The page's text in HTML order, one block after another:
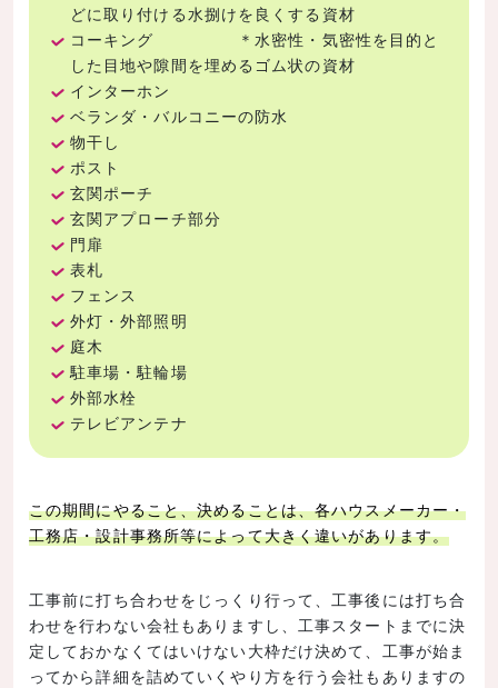
どに取り付ける水捌けを良くする資材
コーキング ＊水密性・気密性を目的と
した目地や隙間を埋めるゴム状の資材
インターホン
ベランダ・バルコニーの防水
物干し
ポスト
玄関ポーチ
玄関アプローチ部分
門扉
表札
フェンス
外灯・外部照明
庭木
駐車場・駐輪場
外部水栓
テレビアンテナ
この期間にやること、決めることは、各ハウスメーカー・
工務店・設計事務所等によって大きく違いがあります。
工事前に打ち合わせをじっくり行って、工事後には打ち合
わせを行わない会社もありますし、工事スタートまでに決
定しておかなくてはいけない大枠だけ決めて、工事が始ま
ってから詳細を詰めていくやり方を行う会社もありますの